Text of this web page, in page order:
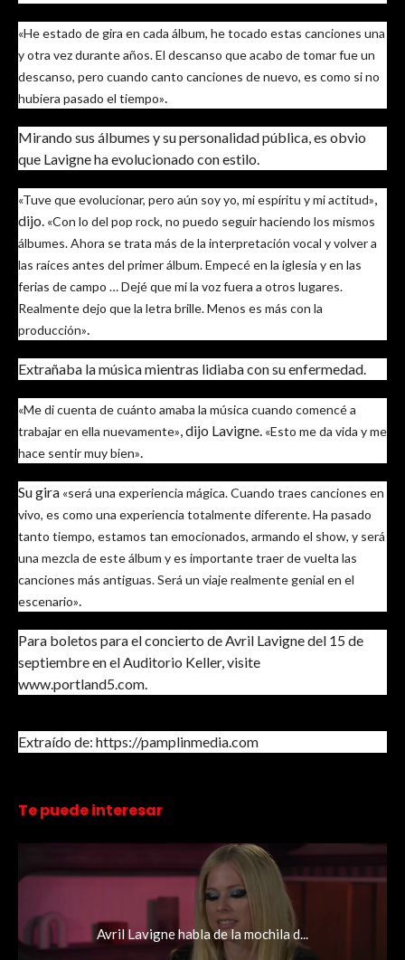
«He estado de gira en cada álbum, he tocado estas canciones una
y otra vez durante años. El descanso que acabo de tomar fue un
descanso, pero cuando canto canciones de nuevo, es como si no
hubiera pasado el tiempo»
Mirando sus álbumes y su personalidad pública, es obvio
que Lavigne ha evolucionado con estilo.
«Tuve que evolucionar, pero aún soy yo, mi espíritu y mi actitud»
dijo. «Con lo del pop rock, no puedo seguir haciendo los mismos
álbumes. Ahora se trata más de la interpretación vocal y volver a
las raíces antes del primer álbum. Empecé en la iglesia y en las
ferias de campo … Dejé que mi la voz fuera a otros lugares.
Realmente dejo que la letra brille. Menos es más con la
producción»
Extrañaba la música mientras lidiaba con su enfermedad.
«Me di cuenta de cuánto amaba la música cuando comencé a
trabajar en ella nuevamente» , dijo Lavigne. «Esto me da vida y me
hace sentir muy bien»
Su gira «será una experiencia mágica. Cuando traes canciones en
vivo, es como una experiencia totalmente diferente. Ha pasado
tanto tiempo, estamos tan emocionados, armando el show, y será
una mezcla de este álbum y es importante traer de vuelta las
canciones más antiguas. Será un viaje realmente genial en el
escenario»
Para boletos para el concierto de Avril Lavigne del 15 de
septiembre en el Auditorio Keller, visite
www.portland5.com.
Extraído de: https://pamplinmedia.com
Te puede interesar
Avril Lavigne habla de la mochila d...